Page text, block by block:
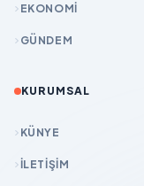
EKONOMİ
GÜNDEM
KURUMSAL
KÜNYE
İLETIŞIM